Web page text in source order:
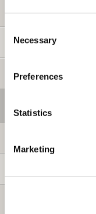
Consent
Selection
Necessary
Preferences
Statistics
Marketing
よくある質問
お問い合わせ
提携サイト募集
会員メニュー